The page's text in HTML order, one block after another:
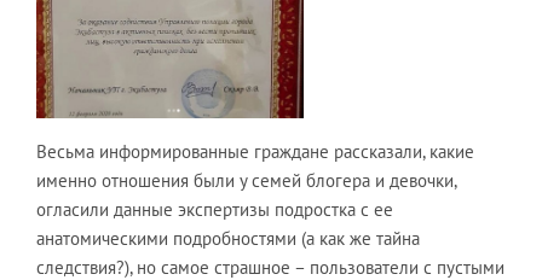
Весьма информированные граждане рассказали, какие
именно отношения были у семей блогера и девочки,
огласили данные экспертизы подростка с ее
анатомическими подробностями (а как же тайна
следствия?), но самое страшное – пользователи с пустыми